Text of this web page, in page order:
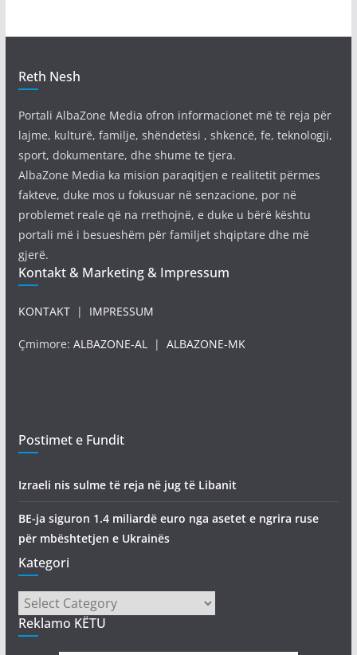
Reth Nesh
Portali AlbaZone Media ofron informacionet më të reja për
lajme, kulturë, familje, shëndetësi , shkencë, fe, teknologji,
sport, dokumentare, dhe shume te tjera.
AlbaZone Media ka mision paraqitjen e realitetit përmes
fakteve, duke mos u fokusuar në senzacione, por në
problemet reale që na rrethojnë, e duke u bërë kështu
portali më i besueshëm për familjet shqiptare dhe më
gjerë.
Kontakt & Marketing & Impressum
KONTAKT| IMPRESSUM
Çmimore: ALBAZONE-AL | ALBAZONE-MK
Postimet e Fundit
Izraeli nis sulme të reja në jug të Libanit
BE-ja siguron 1.4 miliardë euro nga asetet e ngrira ruse
për mbështetjen e Ukrainës
Kategori
Kategori
Reklamo KËTU